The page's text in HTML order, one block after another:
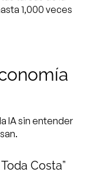
1,000 veces
IA sin entender
Costa”